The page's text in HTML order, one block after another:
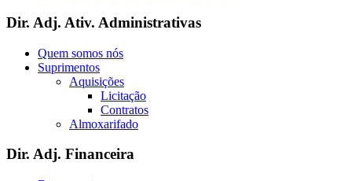
Dir. Adj. Ativ. Administrativas
Quem somos nós
Suprimentos
Aquisições
Licitação
Contratos
Almoxarifado
Dir. Adj. Financeira